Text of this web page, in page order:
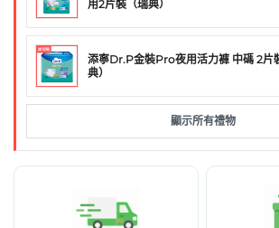
用2片裝（瑞典）
添寧Dr.P金裝Pro夜用活力褲 中碼 2片
典）
顯示所有禮物